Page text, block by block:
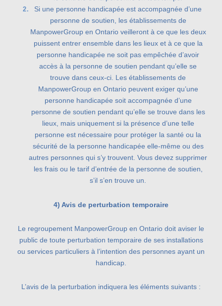
Si une personne handicapée est accompagnée d’une
personne de soutien, les établissements de
ManpowerGroup en Ontario veilleront à ce que les deux
puissent entrer ensemble dans les lieux et à ce que la
personne handicapée ne soit pas empêchée d’avoir
accès à la personne de soutien pendant qu’elle se
trouve dans ceux-ci. Les établissements de
ManpowerGroup en Ontario peuvent exiger qu’une
personne handicapée soit accompagnée d’une
personne de soutien pendant qu’elle se trouve dans les
lieux, mais uniquement si la présence d’une telle
personne est nécessaire pour protéger la santé ou la
sécurité de la personne handicapée elle-même ou des
autres personnes qui s’y trouvent. Vous devez supprimer
les frais ou le tarif d’entrée de la personne de soutien,
s’il s’en trouve un.
4) Avis de perturbation temporaire
Le regroupement ManpowerGroup en Ontario doit aviser le
public de toute perturbation temporaire de ses installations
ou services particuliers à l’intention des personnes ayant un
handicap.
L’avis de la perturbation indiquera les éléments suivants :